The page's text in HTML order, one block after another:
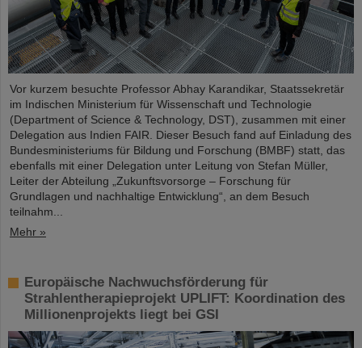
Vor kurzem besuchte Professor Abhay Karandikar, Staatssekretär
im Indischen Ministerium für Wissenschaft und Technologie
(Department of Science & Technology, DST), zusammen mit einer
Delegation aus Indien FAIR. Dieser Besuch fand auf Einladung des
Bundesministeriums für Bildung und Forschung (BMBF) statt, das
ebenfalls mit einer Delegation unter Leitung von Stefan Müller,
Leiter der Abteilung „Zukunftsvorsorge – Forschung für
Grundlagen und nachhaltige Entwicklung“, an dem Besuch
teilnahm...
Mehr »
Europäische Nachwuchsförderung für
Strahlentherapieprojekt UPLIFT: Koordination des
Millionenprojekts liegt bei GSI